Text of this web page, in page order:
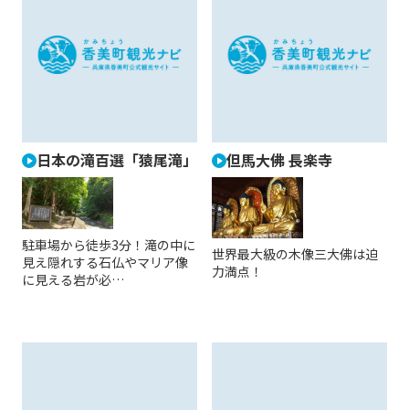
日本の滝百選「猿尾滝」
駐車場から徒歩3分！滝の中に
見え隠れする石仏やマリア像
に見える岩が必…
但馬大佛 長楽寺
世界最大級の木像三大佛は迫
力満点！